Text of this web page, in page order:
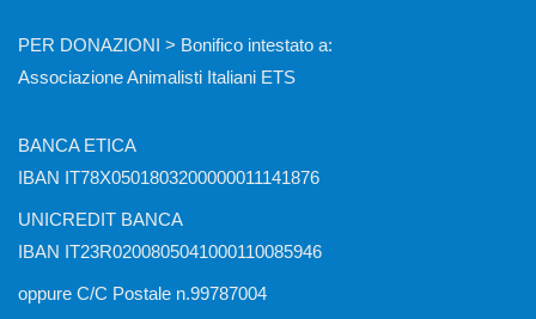
PER DONAZIONI > Bonifico intestato a:
Associazione Animalisti Italiani ETS
BANCA ETICA
IBAN IT78X0501803200000011141876
UNICREDIT BANCA
IBAN IT23R0200805041000110085946
oppure C/C Postale n.99787004